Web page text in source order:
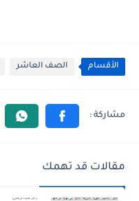
الأقسام الصف العاشر
مقالات قد تهمك